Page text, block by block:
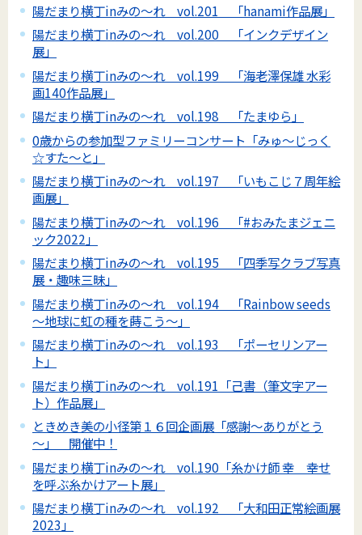
陽だまり横丁inみの～れ vol.201 「hanami作品展」
陽だまり横丁inみの～れ vol.200 「インクデザイン
展」
陽だまり横丁inみの～れ vol.199 「海老澤保雄 水彩
画140作品展」
陽だまり横丁inみの～れ vol.198 「たまゆら」
0歳からの参加型ファミリーコンサート「みゅ～じっく
☆すた～と」
陽だまり横丁inみの～れ vol.197 「いもこじ７周年絵
画展」
陽だまり横丁inみの～れ vol.196 「#おみたまジェニ
ック2022」
陽だまり横丁inみの～れ vol.195 「四季写クラブ写真
展・趣味三昧」
陽だまり横丁inみの～れ vol.194 「Rainbow seeds
～地球に虹の種を蒔こう～」
陽だまり横丁inみの～れ vol.193 「ポーセリンアー
ト」
陽だまり横丁inみの～れ vol.191「己書（筆文字アー
ト）作品展」
ときめき美の小径第１６回企画展「感謝～ありがとう
～」 開催中！
陽だまり横丁inみの～れ vol.190「糸かけ師 幸 幸せ
を呼ぶ糸かけアート展」
陽だまり横丁inみの～れ vol.192 「大和田正常絵画展
2023」